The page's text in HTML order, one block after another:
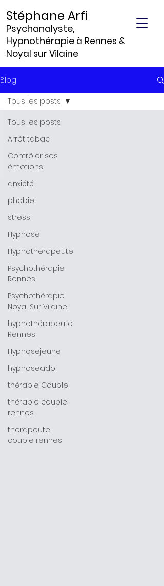
Stéphane Arfi
Psychanalyste,
Hypnothérapie à Rennes &
Noyal sur Vilaine
Blog
Tous les posts
Arrêt tabac
Contrôler ses
émotions
anxiété
phobie
stress
Hypnose
Hypnotherapeute
Psychothérapie
Rennes
Psychothérapie
Noyal Sur Vilaine
hypnothérapeute
Rennes
Hypnosejeune
hypnoseado
thérapie Couple
thérapie couple
rennes
therapeute
couple rennes
Tous les posts